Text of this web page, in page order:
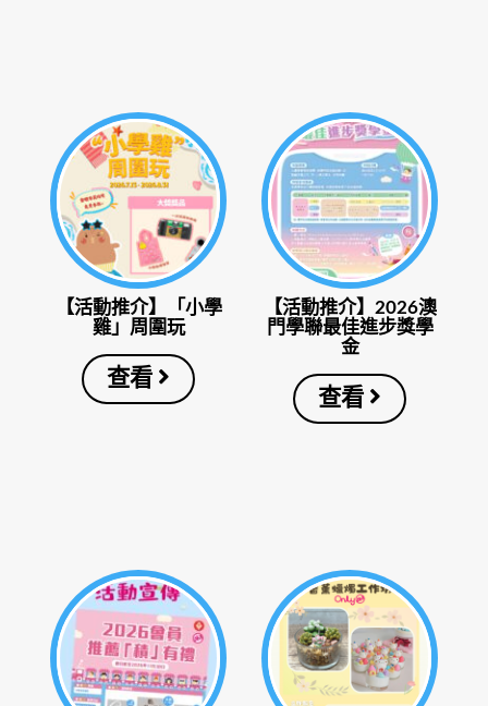
【活動推介】「小學
雞」周圍玩
查看
【活動推介】2026澳
門學聯最佳進步獎學
金
查看